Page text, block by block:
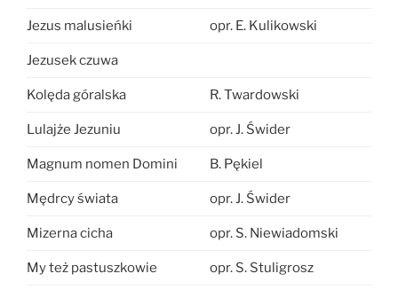
Jezus malusieńki opr. E. Kulikowski
Jezusek czuwa
Kolęda góralska R. Twardowski
Lulajże Jezuniu opr. J. Świder
Magnum nomen Domini B. Pękiel
Mędrcy świata opr. J. Świder
Mizerna cicha opr. S. Niewiadomski
My też pastuszkowie opr. S. Stuligrosz